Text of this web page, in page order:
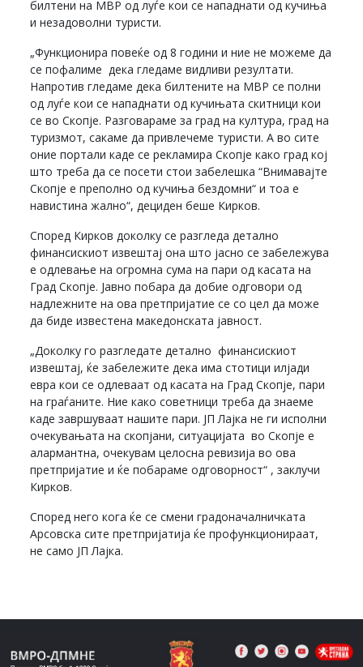
билтени на МВР од луѓе кои се нападнати од кучиња
и незадоволни туристи.
„Функционира повеќе од 8 години и ние не можеме да
се пофалиме дека гледаме видливи резултати.
Напротив гледаме дека билтените на МВР се полни
од луѓе кои се нападнати од кучињата скитници кои
се во Скопје. Разговараме за град на култура, град на
туризмот, сакаме да привлечеме туристи. А во сите
оние портали каде се рекламира Скопје како град кој
што треба да се посети стои забелешка “Внимавајте
Скопје е преполно од кучиња бездомни“ и тоа е
навистина жално“, дециден беше Кирков.
Според Кирков доколку се разгледа детално
финансискиот извештај она што јасно се забележува
е одлевање на огромна сума на пари од касата на
Град Скопје. Јавно побара да добие одговори од
надлежните на ова претпријатие се со цел да може
да биде известена македонската јавност.
„Доколку го разгледате детално финансискиот
извештај, ќе забележите дека има стотици илјади
евра кои се одлеваат од касата на Град Скопје, пари
на граѓаните. Ние како советници треба да знаеме
каде завршуваат нашите пари. ЈП Лајка не ги исполни
очекувањата на скопјани, ситуацијата во Скопје е
алармантна, очекувам целосна ревизија во ова
претпријатие и ќе побараме одговорност“ , заклучи
Кирков.
Според него кога ќе се смени градоначалничката
Арсовска сите претпријатија ќе профункционираат,
не само ЈП Лајка.